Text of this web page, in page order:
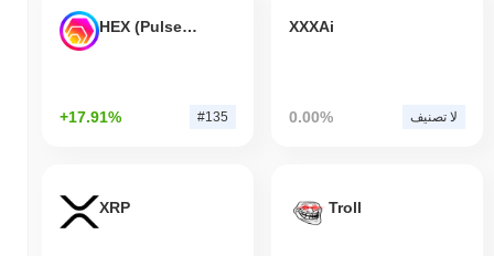
HEX (Pulsechain)
+17.91% #135
XXXAi
0.00% لا تصنيف
XRP Troll